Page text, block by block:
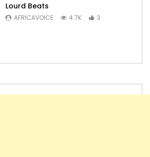
Lourd Beats
AFRICAVOICE 4.7K 3